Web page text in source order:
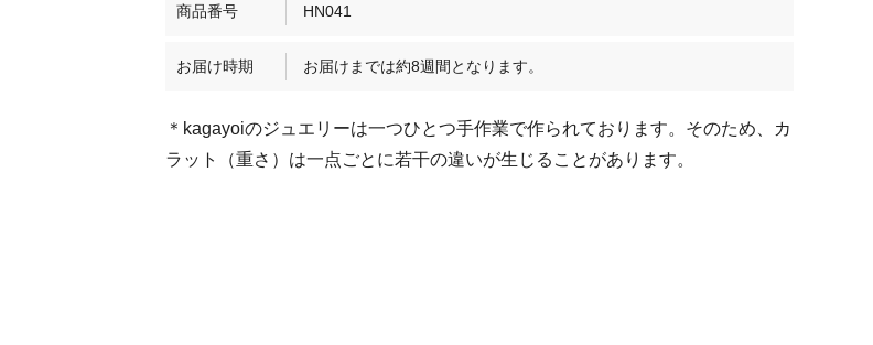
商品番号 HN041
お届け時期 お届けまでは約8週間となります。
＊kagayoiのジュエリーは一つひとつ手作業で作られております。そのため、カ
ラット（重さ）は一点ごとに若干の違いが生じることがあります。